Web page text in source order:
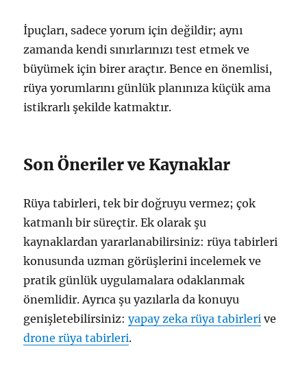
İpuçları, sadece yorum için değildir; aynı
zamanda kendi sınırlarınızı test etmek ve
büyümek için birer araçtır. Bence en önemlisi,
rüya yorumlarını günlük planınıza küçük ama
istikrarlı şekilde katmaktır.
Son Öneriler ve Kaynaklar
Rüya tabirleri, tek bir doğruyu vermez; çok
katmanlı bir süreçtir. Ek olarak şu
kaynaklardan yararlanabilirsiniz: rüya tabirleri
konusunda uzman görüşlerini incelemek ve
pratik günlük uygulamalara odaklanmak
önemlidir. Ayrıca şu yazılarla da konuyu
genişletebilirsiniz:yapay zeka rüya tabirleri ve
drone rüya tabirleri.